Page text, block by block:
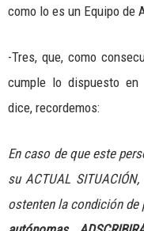
como lo es un Equipo de
-Tres, que, como
cumple lo dispuesto en
dice, recordemos:
En caso de que este
su ACTUAL
ostenten la condición de